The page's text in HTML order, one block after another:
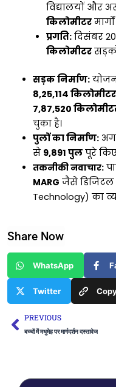
विद्यालयों और
किलोमीटर
प्रगति:दिसंबर
किलोमीटरसड़कों
सड़क निर्माण:
8,25,114 किलोमीटर
7,87,520
चुका है।
पुलों का निर्माण:
से 9,891 पुलपूरे
तकनीकी नवाचार:
MARG जैसे डिजिटल
Technology) का
Share Now
WhatsApp
Twitter
Prev
PREVIOUS
बच्चों में मधुमेह पर मार्गदर्शन दस्तावेज